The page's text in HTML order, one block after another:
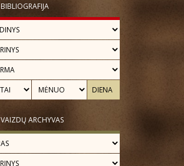
BIBLIOGRAFIJA
VAIZDŲ ARCHYVAS